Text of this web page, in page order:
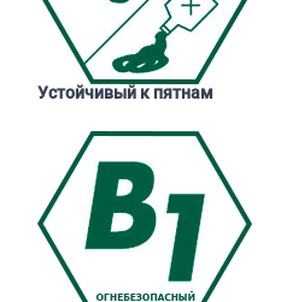
Устойчивый к пятнам